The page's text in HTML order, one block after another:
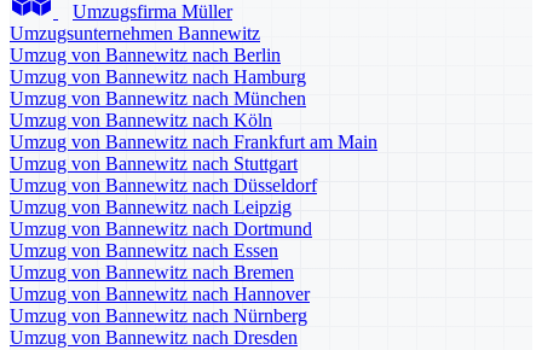
Umzugsfirma Müller
Umzugsunternehmen Bannewitz
Umzug von Bannewitz nach Berlin
Umzug von Bannewitz nach Hamburg
Umzug von Bannewitz nach München
Umzug von Bannewitz nach Köln
Umzug von Bannewitz nach Frankfurt am Main
Umzug von Bannewitz nach Stuttgart
Umzug von Bannewitz nach Düsseldorf
Umzug von Bannewitz nach Leipzig
Umzug von Bannewitz nach Dortmund
Umzug von Bannewitz nach Essen
Umzug von Bannewitz nach Bremen
Umzug von Bannewitz nach Hannover
Umzug von Bannewitz nach Nürnberg
Umzug von Bannewitz nach Dresden